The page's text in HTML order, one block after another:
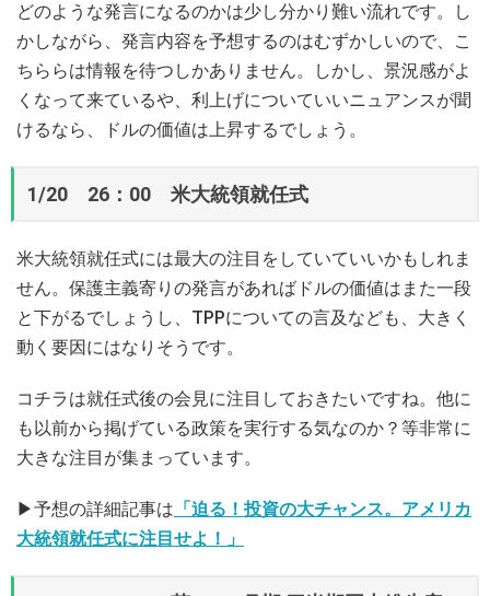
どのような発言になるのかは少し分かり難い流れです。し
かしながら、発言内容を予想するのはむずかしいので、こ
ちららは情報を待つしかありません。しかし、景況感がよ
くなって来ているや、利上げについていいニュアンスが聞
けるなら、ドルの価値は上昇するでしょう。
1/20 26：00 米大統領就任式
米大統領就任式には最大の注目をしていていいかもしれま
せん。保護主義寄りの発言があればドルの価値はまた一段
と下がるでしょうし、TPPについての言及なども、大きく
動く要因にはなりそうです。
コチラは就任式後の会見に注目しておきたいですね。他に
も以前から掲げている政策を実行する気なのか？等非常に
大きな注目が集まっています。
▶予想の詳細記事は 「迫る！投資の大チャンス。アメリカ
大統領就任式に注目せよ！」